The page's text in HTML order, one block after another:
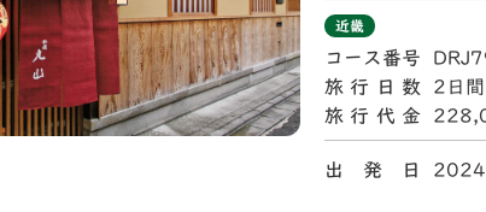
近畿
コース番号
旅行日数
2日間
旅行代金
出 発 日